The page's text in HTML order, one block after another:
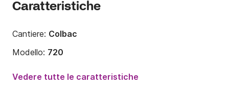
Caratteristiche
Cantiere: Colbac
Modello: 720
250CV
Vedere tutte le caratteristiche